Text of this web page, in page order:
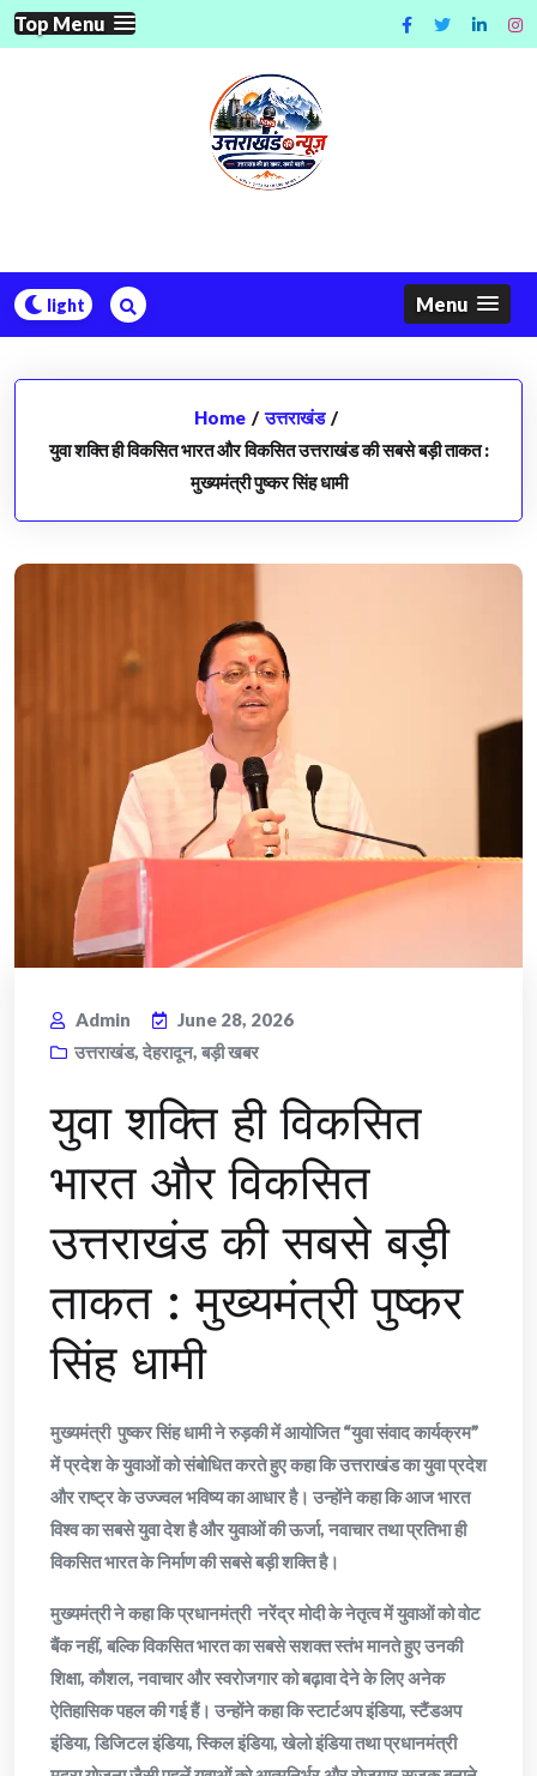
Skip
to
Top Menu
Menu
Home / उत्तराखंड /
युवा शक्ति ही विकसित भारत और विकसित उत्तराखंड की सबसे बड़ी ताकत :
मुख्यमंत्री पुष्कर सिंह धामी
Admin
June 28, 2026
उत्तराखंड, देहरादून, बड़ी खबर
युवा शक्ति ही विकसित
भारत और विकसित
उत्तराखंड की सबसे बड़ी
ताकत : मुख्यमंत्री पुष्कर
सिंह धामी
मुख्यमंत्री पुष्कर सिंह धामी ने रुड़की में आयोजित “युवा संवाद कार्यक्रम”
में प्रदेश के युवाओं को संबोधित करते हुए कहा कि उत्तराखंड का युवा प्रदेश
और राष्ट्र के उज्ज्वल भविष्य का आधार है। उन्होंने कहा कि आज भारत
विश्व का सबसे युवा देश है और युवाओं की ऊर्जा, नवाचार तथा प्रतिभा ही
विकसित भारत के निर्माण की सबसे बड़ी शक्ति है।
मुख्यमंत्री ने कहा कि प्रधानमंत्री नरेंद्र मोदी के नेतृत्व में युवाओं को वोट
बैंक नहीं, बल्कि विकसित भारत का सबसे सशक्त स्तंभ मानते हुए उनकी
शिक्षा, कौशल, नवाचार और स्वरोजगार को बढ़ावा देने के लिए अनेक
ऐतिहासिक पहल की गई हैं। उन्होंने कहा कि स्टार्टअप इंडिया, स्टैंडअप
इंडिया, डिजिटल इंडिया, स्किल इंडिया, खेलो इंडिया तथा प्रधानमंत्री